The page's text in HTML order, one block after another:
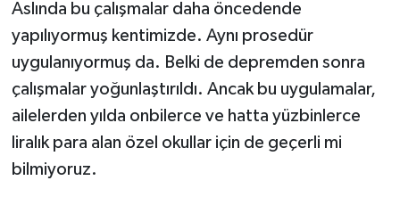
Aslında bu çalışmalar daha öncedende
yapılıyormuş kentimizde. Aynı prosedür
uygulanıyormuş da. Belki de depremden sonra
çalışmalar yoğunlaştırıldı. Ancak bu uygulamalar,
ailelerden yılda onbilerce ve hatta yüzbinlerce
liralık para alan özel okullar için de geçerli mi
bilmiyoruz.